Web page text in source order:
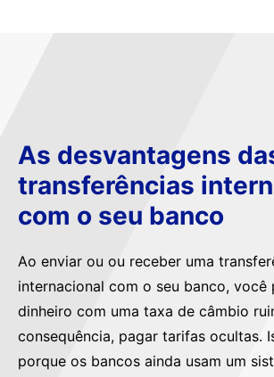
As desvantagens
transferências
com o seu banco
Ao enviar ou ou receber uma
internacional com o seu banco, você
dinheiro com uma taxa de câmbio
consequência, pagar tarifas ocultas.
porque os bancos ainda usam um